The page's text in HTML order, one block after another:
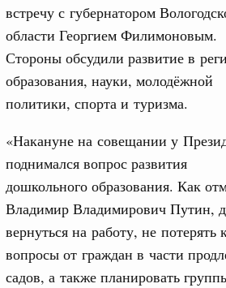
встречу с губернатором
области Георгием Филимоновым.
Стороны обсудили развитие в
образования, науки, молодёжной
политики, спорта и туризма.
«Накануне на совещании у
поднимался вопрос развития
дошкольного образования. Как
Владимир Владимирович Путин,
вернуться на работу, не
вопросы от граждан в части
садов, а также планировать
поздравил
профессиональный праздник
расширило перечень
от НДФЛ
2026 года